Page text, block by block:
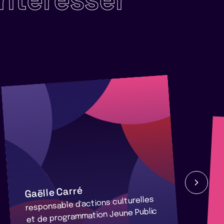
Gaëlle Carré
responsable d'actions culturelles
et de programmation Jeune Public